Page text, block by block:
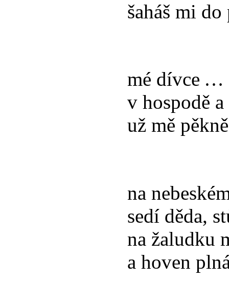
šaháš mi
mé dívce …
v hospodě
už mě
na
sedí děda,
na žaludku
a hoven